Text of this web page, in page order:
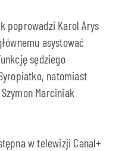
poprowadzi Karol Arys
asystować
sędziego
natomiast
Marciniak
w telewizji Canal+